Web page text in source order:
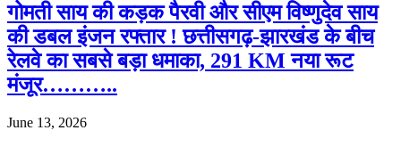
गोमती साय की कड़क पैरवी और सीएम विष्णुदेव साय
की डबल इंजन रफ्तार ! छत्तीसगढ़-झारखंड के बीच
रेलवे का सबसे बड़ा धमाका, 291 KM नया रूट
मंजूर………..
June 13, 2026